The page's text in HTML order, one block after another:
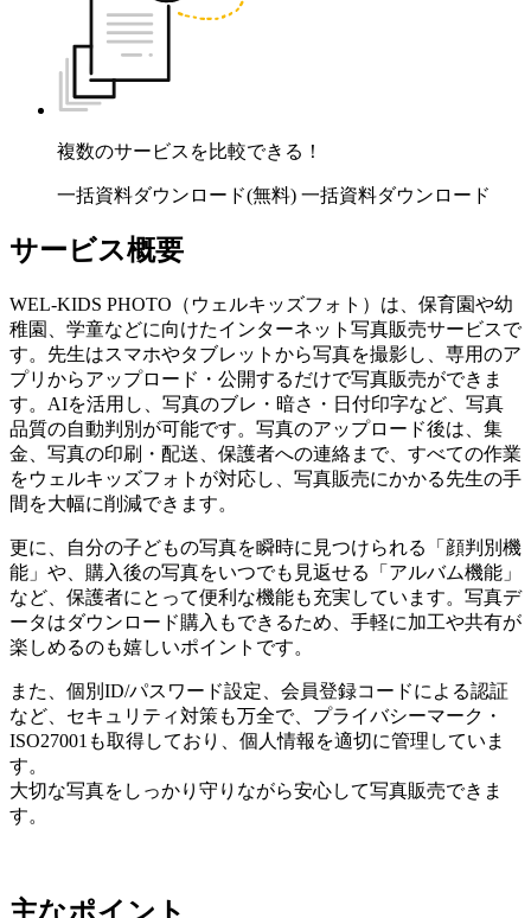
複数のサービスを比較できる！
一括資料ダウンロード(無料) 一括資料ダウンロード
サービス概要
WEL-KIDS PHOTO（ウェルキッズフォト）は、保育園や幼
稚園、学童などに向けたインターネット写真販売サービスで
す。先生はスマホやタブレットから写真を撮影し、専用のア
プリからアップロード・公開するだけで写真販売ができま
す。AIを活用し、写真のブレ・暗さ・日付印字など、写真
品質の自動判別が可能です。写真のアップロード後は、集
金、写真の印刷・配送、保護者への連絡まで、すべての作業
をウェルキッズフォトが対応し、写真販売にかかる先生の手
間を大幅に削減できます。
更に、自分の子どもの写真を瞬時に見つけられる「顔判別機
能」や、購入後の写真をいつでも見返せる「アルバム機能」
など、保護者にとって便利な機能も充実しています。写真デ
ータはダウンロード購入もできるため、手軽に加工や共有が
楽しめるのも嬉しいポイントです。
また、個別ID/パスワード設定、会員登録コードによる認証
など、セキュリティ対策も万全で、プライバシーマーク・
ISO27001も取得しており、個人情報を適切に管理していま
す。
大切な写真をしっかり守りながら安心して写真販売できま
す。